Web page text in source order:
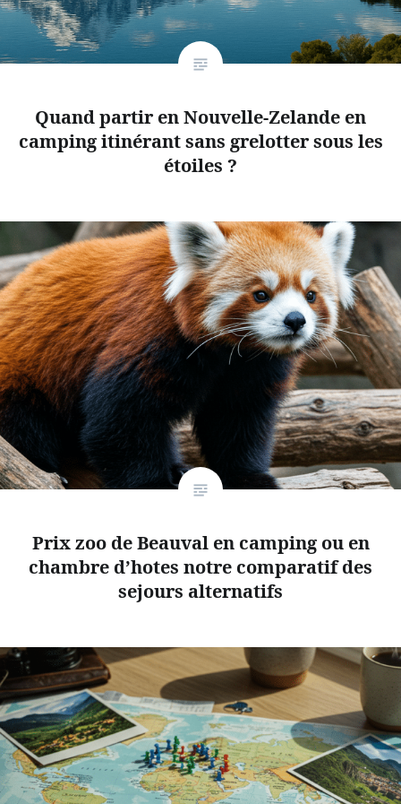
Quand partir en Nouvelle-Zelande en
camping itinérant sans grelotter sous les
étoiles ?
Prix zoo de Beauval en camping ou en
chambre d’hotes notre comparatif des
sejours alternatifs